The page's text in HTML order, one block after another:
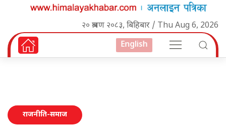
२० श्रावण २०८३, बिहिबार / Thu Aug 6, 2026
English
राजनीति-समाज